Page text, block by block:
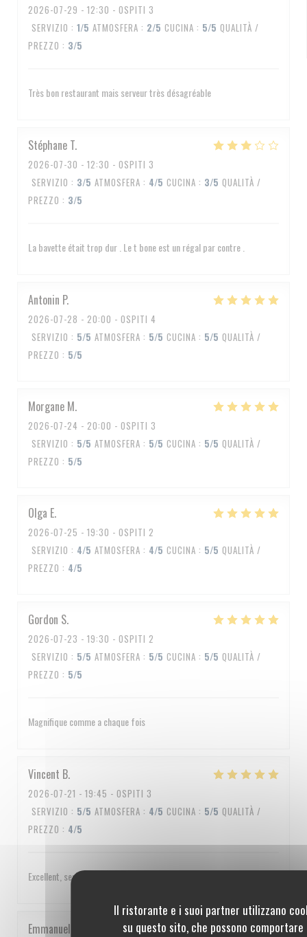
Il ristorante e i suoi partner utilizzano
su questo sito, che possono
2026-07-29 - 12:30 - OSPITI 3
SERVIZIO : 1/5 ATMOSFERA : 2/5 CUCINA : 5/5 QUALITÀ /
PREZZO : 3/5
Très bon restaurant mais serveur très désagréable
Stéphane T
2026-07-30 - 12:30 - OSPITI 3
SERVIZIO : 3/5 ATMOSFERA : 4/5 CUCINA : 3/5 QUALITÀ /
PREZZO : 3/5
La bavette était trop dur . Le t bone est un régal par contre .
Antonin P
2026-07-28 - 20:00 - OSPITI 4
SERVIZIO : 5/5 ATMOSFERA : 5/5 CUCINA : 5/5 QUALITÀ /
PREZZO : 5/5
Morgane M
2026-07-24 - 20:00 - OSPITI 3
SERVIZIO : 5/5 ATMOSFERA : 5/5 CUCINA : 5/5 QUALITÀ /
PREZZO : 5/5
Olga E
2026-07-25 - 19:30 - OSPITI 2
SERVIZIO : 4/5 ATMOSFERA : 4/5 CUCINA : 5/5 QUALITÀ /
PREZZO : 4/5
Gordon S
2026-07-23 - 19:30 - OSPITI 2
SERVIZIO : 5/5 ATMOSFERA : 5/5 CUCINA : 5/5 QUALITÀ /
PREZZO : 5/5
Magnifique comme a chaque fois
Vincent B
2026-07-21 - 19:45 - OSPITI 3
SERVIZIO : 5/5 ATMOSFERA : 4/5 CUCINA : 5/5 QUALITÀ /
PREZZO : 4/5
Excellent, service impeccable, un peu cher quand même
Emmanuel